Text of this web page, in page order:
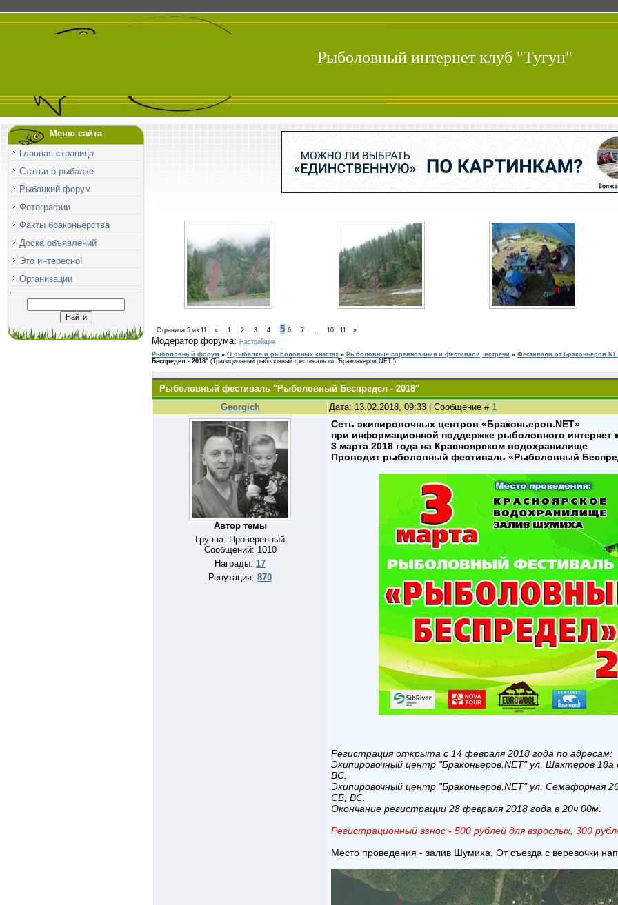
Рыболовный интернет клуб "Тугун"
Меню сайта
Главная страница
Статьи о рыбалке
Рыбацкий форум
Фотографии
Факты браконьерства
Доска объявлений
Это интересно!
Организации
Страница 5 из 11 « 1 2 3 4 5 6 7 … 10 11 »
Модератор форума: Настройщик
Рыболовный форум » О рыбалке и рыболовных снастях » Рыболовные соревнования и фестивали, встречи » Фестивали от
Беспредел - 2018" (Традиционный рыболовный фестиваль от "Браконьеров.NET")
Рыболовный фестиваль "Рыболовный Беспредел - 2018"
Georgich
Дата: 13.02.2018, 09:33 | Сообщение # 1
Автор темы
Группа: Проверенный
Сообщений: 1010
Награды: 17
Репутация: 870
Сеть экипировочных центров «Браконьеров.NET»
при информационной поддержке рыболовного интернет
3 марта 2018 года на Красноярском водохранилище
Проводит рыболовный фестиваль «Рыболовный
Регистрация открыта с 14 февраля 2018 года по адресам:
Экипировочный центр "Браконьеров.NET" ул. Шахтеров
ВС.
Экипировочный центр "Браконьеров.NET" ул. Семафорная
СБ, ВС.
Окончание регистрации 28 февраля 2018 года в 20ч 00м.
Регистрационный взнос - 500 рублей для взрослых, 300
Место проведения - залив Шумиха. От съезда с веревочки